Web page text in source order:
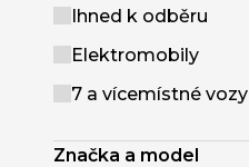
Ihned k odběru
Elektromobily
7 a vícemístné vozy
Značka a model